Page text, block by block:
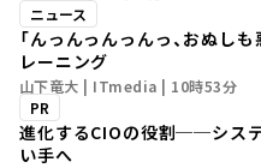
ニュース
「んっんっんっんっ、おぬし
レーニング
山下竜大 ITmedia
10時53分
PR
進化するCIOの役割──シス
い手へ